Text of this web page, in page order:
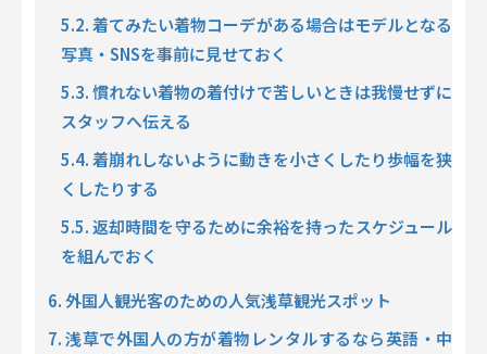
5.2. 着てみたい着物コーデがある場合はモデルとなる
写真・SNSを事前に見せておく
5.3. 慣れない着物の着付けで苦しいときは我慢せずに
スタッフへ伝える
5.4. 着崩れしないように動きを小さくしたり歩幅を狭
くしたりする
5.5. 返却時間を守るために余裕を持ったスケジュール
を組んでおく
6. 外国人観光客のための人気浅草観光スポット
7. 浅草で外国人の方が着物レンタルするなら英語・中